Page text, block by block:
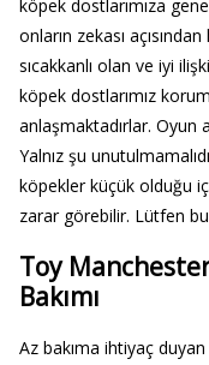
köpek dostlarımıza
onların zekası
sıcakkanlı olan ve iyi
köpek dostlarımız
anlaşmaktadırlar. Oyun
Yalnız şu
köpekler küçük olduğu
zarar görebilir. Lütfen
Toy
Bakımı
Az bakıma ihtiyaç